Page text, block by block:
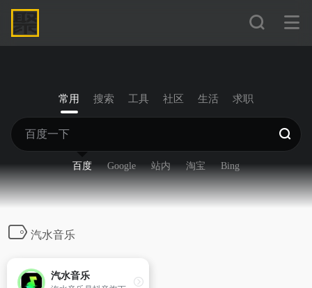
常用 搜索 工具 社区 生活 求职
百度 Google 站内 淘宝 Bing
汽水音乐
汽水音乐